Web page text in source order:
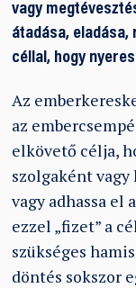
vagy
átadása, eladása,
céllal, hogy
Az
az
elkövető célja,
szolgaként
vagy adhassa el
ezzel „fizet” a
szükséges
döntés sokszor